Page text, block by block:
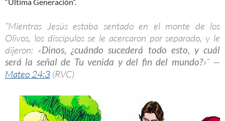
“Mientras Jesús estaba sentado en el monte de los
Olivos, los discípulos se le acercaron por separado, y le
dijeron: «Dinos, ¿cuándo sucederá todo esto, y cuál
será la señal de Tu venida y del fin del mundo?»” —
Mateo 24:3 (RVC)